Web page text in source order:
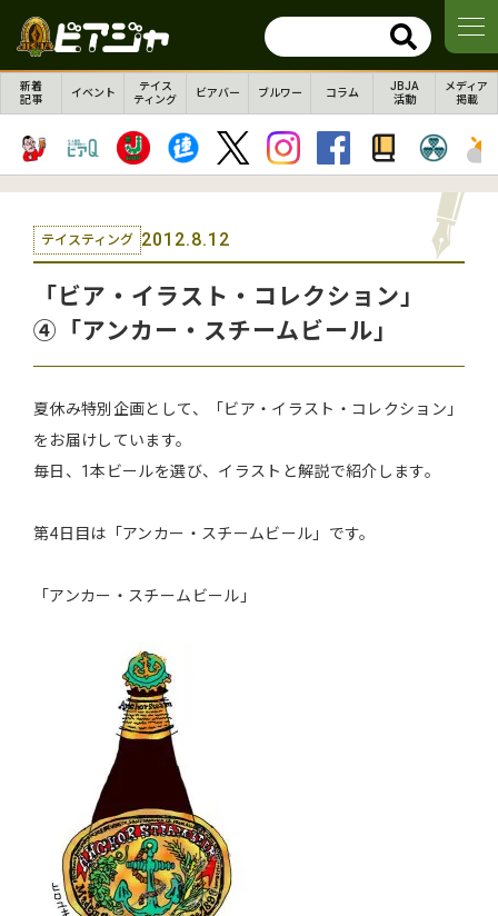
新着
記事
イベント
テイス
ティング
ビアバー ブルワー コラム
JBJA
活動
メディア
掲載
テイスティング 2012.8.12
「ビア・イラスト・コレクション」
④「アンカー・スチームビール」
夏休み特別企画として、「ビア・イラスト・コレクション」
をお届けしています。
毎日、1本ビールを選び、イラストと解説で紹介します。
第4日目は「アンカー・スチームビール」です。
「アンカー・スチームビール」